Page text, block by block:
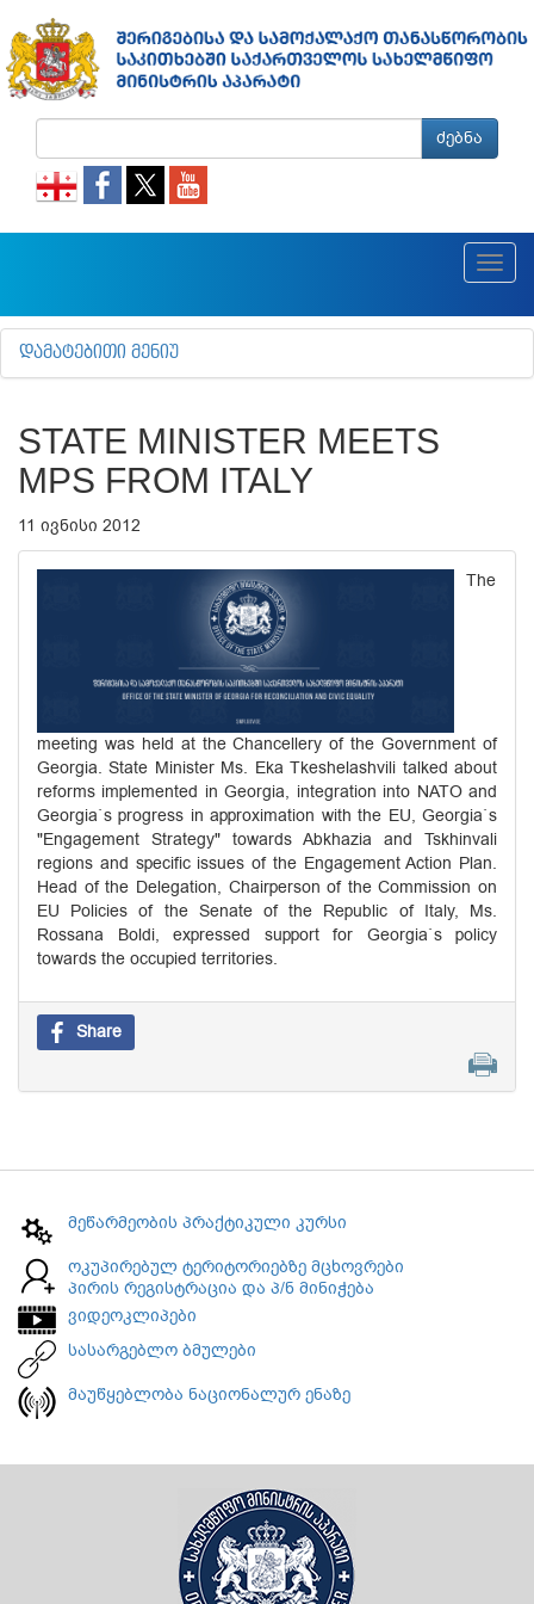
ძებნა
ᲓᲐᲛᲐᲢᲔᲑᲘᲗᲘ ᲛᲔᲜᲘᲣ
STATE MINISTER MEETS
MPS FROM ITALY
11 ივნისი 2012
The
meeting was held at the Chancellery of the Government of
Georgia. State Minister Ms. Eka Tkeshelashvili talked about
reforms implemented in Georgia, integration into NATO and
Georgia`s progress in approximation with the EU, Georgia`s
"Engagement Strategy" towards Abkhazia and Tskhinvali
regions and specific issues of the Engagement Action Plan.
Head of the Delegation, Chairperson of the Commission on
EU Policies of the Senate of the Republic of Italy, Ms.
Rossana Boldi, expressed support for Georgia`s policy
towards the occupied territories.
Share
მეწარმეობის პრაქტიკული კურსი
ოკუპირებულ ტერიტორიებზე მცხოვრები
პირის რეგისტრაცია და პ/ნ მინიჭება
ვიდეოკლიპები
სასარგებლო ბმულები
მაუწყებლობა ნაციონალურ ენაზე